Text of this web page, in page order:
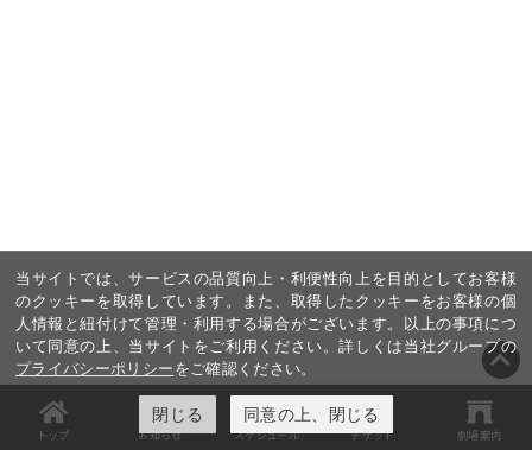
トップ お知らせ スケジュール チケット 劇場案内
当サイトでは、サービスの品質向上・利便性向上を目的としてお客様
のクッキーを取得しています。また、取得したクッキーをお客様の個
人情報と紐付けて管理・利用する場合がございます。以上の事項につ
いて同意の上、当サイトをご利用ください。詳しくは当社グループの
プライバシーポリシーをご確認ください。
閉じる 同意の上、閉じる